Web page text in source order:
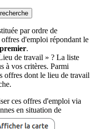
par ordre de
d'emploi répondant le
.
de travail » ? La liste
à vos critères. Parmi
offres dont le lieu de travail
ces offres d'emploi via
en situation de